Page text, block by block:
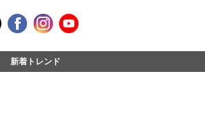
新着トレンド